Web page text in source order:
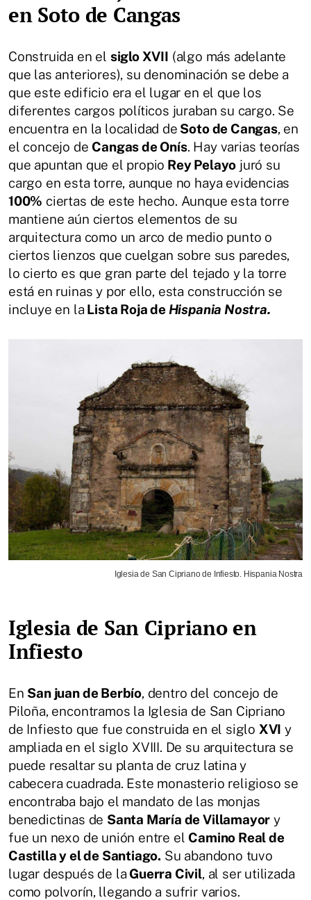
en Soto de Cangas
Construida en el siglo XVII (algo más adelante
que las anteriores), su denominación se debe a
que este edificio era el lugar en el que los
diferentes cargos políticos juraban su cargo. Se
encuentra en la localidad de Soto de Cangas, en
el concejo de Cangas de Onís. Hay varias teorías
que apuntan que el propio Rey Pelayo juró su
cargo en esta torre, aunque no haya evidencias
100% ciertas de este hecho. Aunque esta torre
mantiene aún ciertos elementos de su
arquitectura como un arco de medio punto o
ciertos lienzos que cuelgan sobre sus paredes,
lo cierto es que gran parte del tejado y la torre
está en ruinas y por ello, esta construcción se
incluye en la Lista Roja deHispania Nostra.
Iglesia de San Cipriano de Infiesto. Hispania Nostra
Iglesia de San Cipriano en
Infiesto
En San juan de Berbío, dentro del concejo de
Piloña, encontramos la Iglesia de San Cipriano
de Infiesto que fue construida en el siglo XVI y
ampliada en el siglo XVIII. De su arquitectura se
puede resaltar su planta de cruz latina y
cabecera cuadrada. Este monasterio religioso se
encontraba bajo el mandato de las monjas
benedictinas de Santa María de Villamayor y
fue un nexo de unión entre el Camino Real de
Castilla y el de Santiago. Su abandono tuvo
lugar después de la Guerra Civil, al ser utilizada
como polvorín, llegando a sufrir varios.